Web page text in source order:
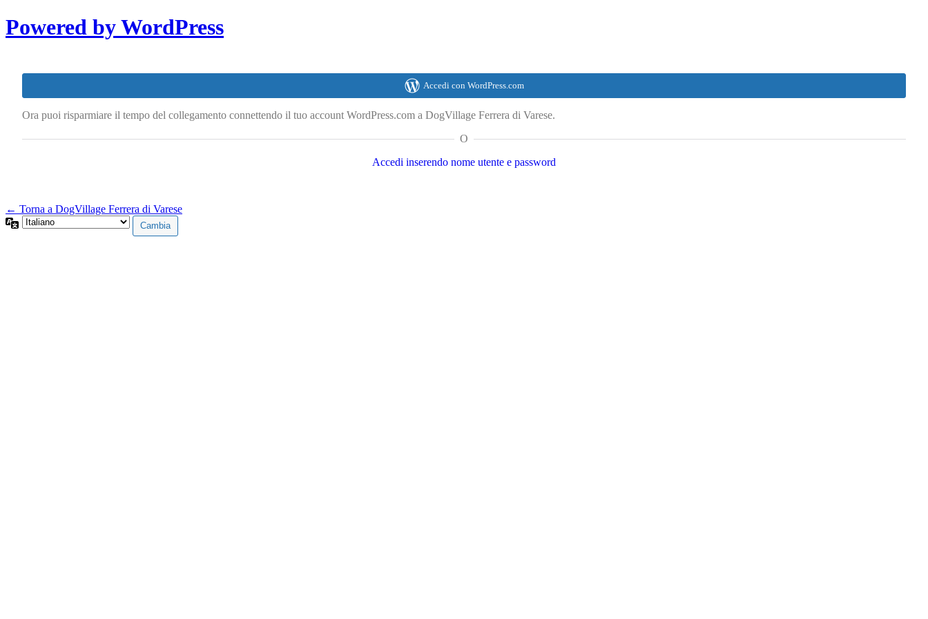
Powered by WordPress
Accedi con WordPress.com
Ora puoi risparmiare il tempo del collegamento connettendo il tuo account WordPress.com a DogVillage Ferrera di Varese.
O
Accedi inserendo nome utente e password
← Torna a DogVillage Ferrera di Varese
Lingua